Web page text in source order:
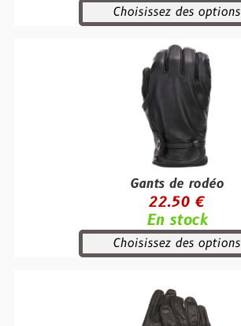
Choisissez des options
Gants de rodéo
22.50 €
En stock
Choisissez des options